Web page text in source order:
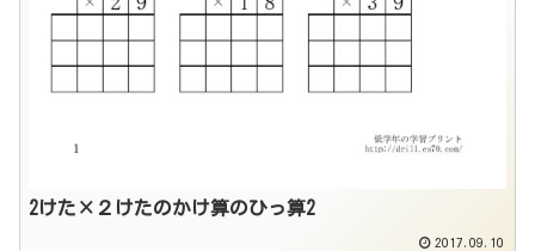
2けた×２けたのかけ算のひっ算2
2017.09.10